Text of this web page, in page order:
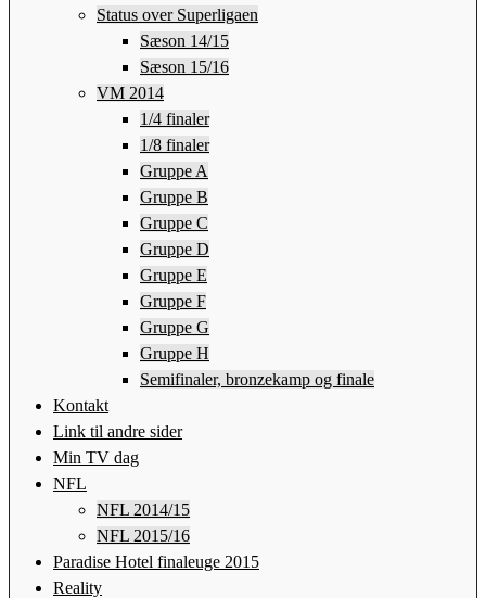
Status over Superligaen
Sæson 14/15
Sæson 15/16
VM 2014
1/4 finaler
1/8 finaler
Gruppe A
Gruppe B
Gruppe C
Gruppe D
Gruppe E
Gruppe F
Gruppe G
Gruppe H
Semifinaler, bronzekamp og finale
Kontakt
Link til andre sider
Min TV dag
NFL
NFL 2014/15
NFL 2015/16
Paradise Hotel finaleuge 2015
Reality